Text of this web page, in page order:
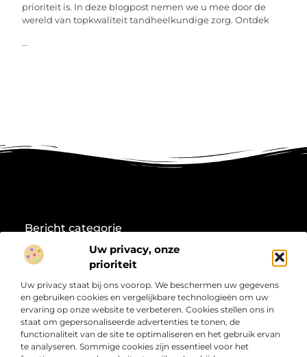
Uw privacy, onze
prioriteit
Uw privacy staat bij ons voorop. We beschermen uw gegevens
en gebruiken cookies en vergelijkbare technologieën om uw
ervaring op onze website te verbeteren. Cookies stellen ons in
staat om gepersonaliseerde advertenties te tonen, de
functionaliteit van de site te optimaliseren en het gebruik ervan
te analyseren. Sommige cookies zijn essentieel voor het
prioriteit is. In deze blogpost nemen we u mee door de
wereld van topkwaliteit tandheelkundige zorg. Ontdek
...
Over
Bedrijf
“Jouw Startpunt voor Informatie en Inspiratie”
pakkende artikelen, frisse perspectieven en inhoud die
écht iets toevoegt. Welkom bij Web-Raketa.nl – dé plek
Onze informatie
Bericht categorie